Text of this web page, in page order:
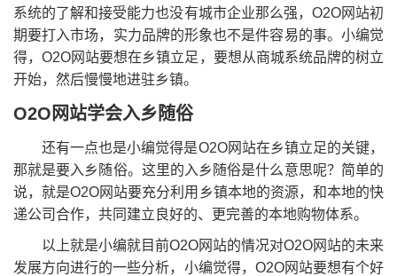
系统的了解和接受能力也没有城市企业那么强，O2O网站初
期要打入市场，实力品牌的形象也不是件容易的事。小编觉
得，O2O网站要想在乡镇立足，要想从商城系统品牌的树立
开始，然后慢慢地进驻乡镇。
O2O网站学会入乡随俗
还有一点也是小编觉得是O2O网站在乡镇立足的关键，
那就是要入乡随俗。这里的入乡随俗是什么意思呢？简单的
说，就是O2O网站要充分利用乡镇本地的资源，和本地的快
递公司合作，共同建立良好的、更完善的本地购物体系。
以上就是小编就目前O2O网站的情况对O2O网站的未来
发展方向进行的一些分析，小编觉得，O2O网站要想有个好